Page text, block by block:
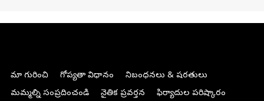
మా గురించి గోప్యతా విధానం
నిబంధనలు & షరతులు
మమ్మల్ని సంప్రదించండి
నైతిక ప్రవర్తన ఫిర్యాదుల పరిష్కారం